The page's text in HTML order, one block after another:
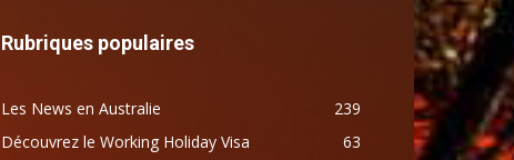
Rubriques populaires
Les News en Australie
239
Découvrez le Working Holiday Visa
63